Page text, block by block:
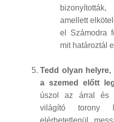
amellett
el Számodra
mit határoztál
Tedd olyan helyre,
a szemed előtt
úszol az árral és
világító torony
elérhetetlenül